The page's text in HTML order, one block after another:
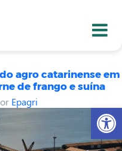
agro catarinense em
de frango e suína
Epagri